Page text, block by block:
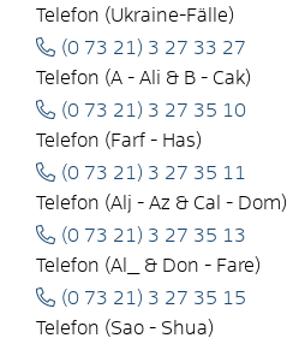
Telefon (Ukraine-Fälle)
(0 73 21) 3 27 33 27
Telefon (A - Ali & B - Cak)
(0 73 21) 3 27 35 10
Telefon (Farf - Has)
(0 73 21) 3 27 35 11
Telefon (Alj - Az & Cal - Dom)
(0 73 21) 3 27 35 13
Telefon (Al_ & Don - Fare)
(0 73 21) 3 27 35 15
Telefon (Sao - Shua)